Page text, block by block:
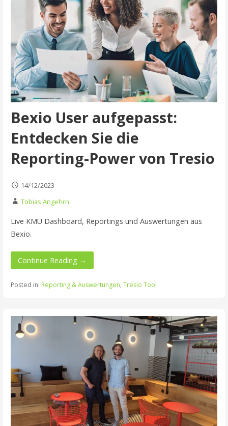
Bexio User aufgepasst:
Entdecken Sie die
Reporting-Power von Tresio
14/12/2023
Tobias Angehrn
Live KMU Dashboard, Reportings und Auswertungen aus
Bexio.
Continue Reading →
Posted in: Reporting & Auswertungen, Tresio Tool